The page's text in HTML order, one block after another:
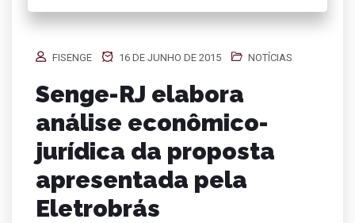
FISENGE 16 DE JUNHO DE 2015 NOTÍCIAS
Senge-RJ elabora
análise econômico-
jurídica da proposta
apresentada pela
Eletrobrás